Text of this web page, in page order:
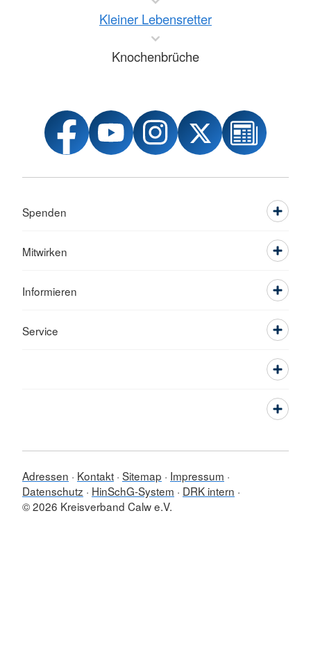
Kleiner Lebensretter
Knochenbrüche
Spenden
Mitwirken
Informieren
Service
Adressen Kontakt Sitemap
Impressum
Datenschutz
HinSchG-System
DRK intern
© 2026 Kreisverband Calw e.V.